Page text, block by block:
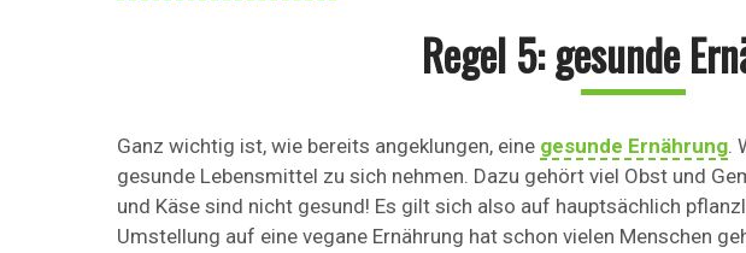
Regel 5: gesunde
Ganz wichtig ist, wie bereits angeklungen, eine gesunde Ernährung.
gesunde Lebensmittel zu sich nehmen. Dazu gehört viel Obst und
und Käse sind nicht gesund! Es gilt sich also auf hauptsächlich
Umstellung auf eine vegane Ernährung hat schon vielen Menschen